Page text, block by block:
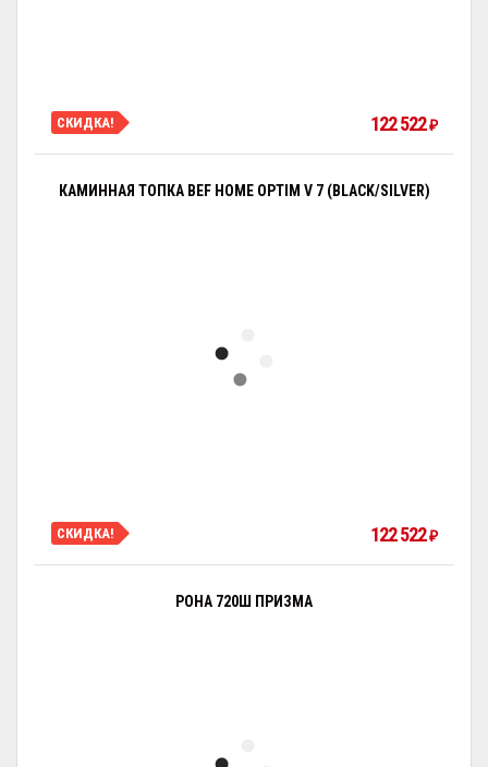
СКИДКА! 122 522₽
КАМИННАЯ ТОПКА BEF HOME OPTIM V 7 (BLACK/SILVER)
СКИДКА! 122 522₽
РОНА 720Ш ПРИЗМА